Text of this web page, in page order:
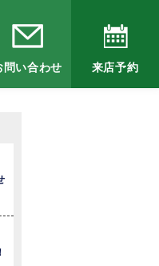
問い合わせ 来店予約